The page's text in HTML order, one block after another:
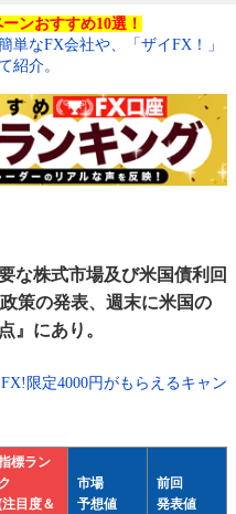
ンおすすめ10選！
単なFX会社や、「ザイFX！」
紹介。
な株式市場及び米国債利回
策の発表、週末に米国の
』にあり。
限定4000円がもらえるキャン
標ラン
ク
注目度＆
市場
予想値
前回
発表値